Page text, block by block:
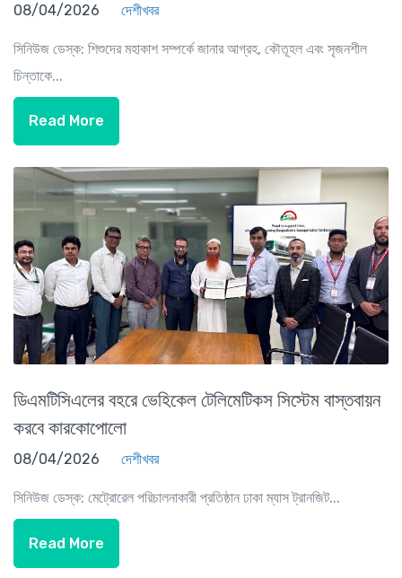
08/04/2026 দেশীখবর
সিনিউজ ডেস্ক: শিশুদের মহাকাশ সম্পর্কে জানার আগ্রহ, কৌতূহল এবং সৃজনশীল
চিন্তাকে...
Read More
ডিএমটিসিএলের বহরে ভেহিকেল টেলিমেটিকস সিস্টেম বাস্তবায়ন
করবে কারকোপোলো
08/04/2026 দেশীখবর
সিনিউজ ডেস্ক: মেট্রোরেল পরিচালনাকারী প্রতিষ্ঠান ঢাকা ম্যাস ট্রানজিট...
Read More